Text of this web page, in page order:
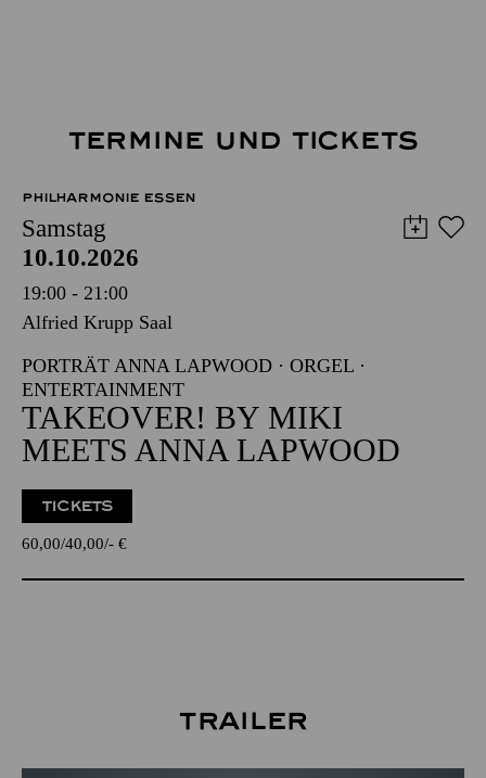
TERMINE UND TICKETS
PHILHARMONIE ESSEN
Samstag
10.10.2026
19:00 - 21:00
Alfried Krupp Saal
PORTRÄT ANNA LAPWOOD · ORGEL ·
ENTERTAINMENT
TAKEOVER! BY MIKI
MEETS ANNA LAPWOOD
TICKETS
60,00 40,00 - €
Trailer